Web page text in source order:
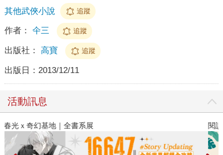
其他武俠小說
追蹤
作者： 仐三 追蹤
出版社： 高寶 追蹤
出版日： 2013/12/11
活動訊息
閱讀漫遊錄-2026上半年暢銷榜